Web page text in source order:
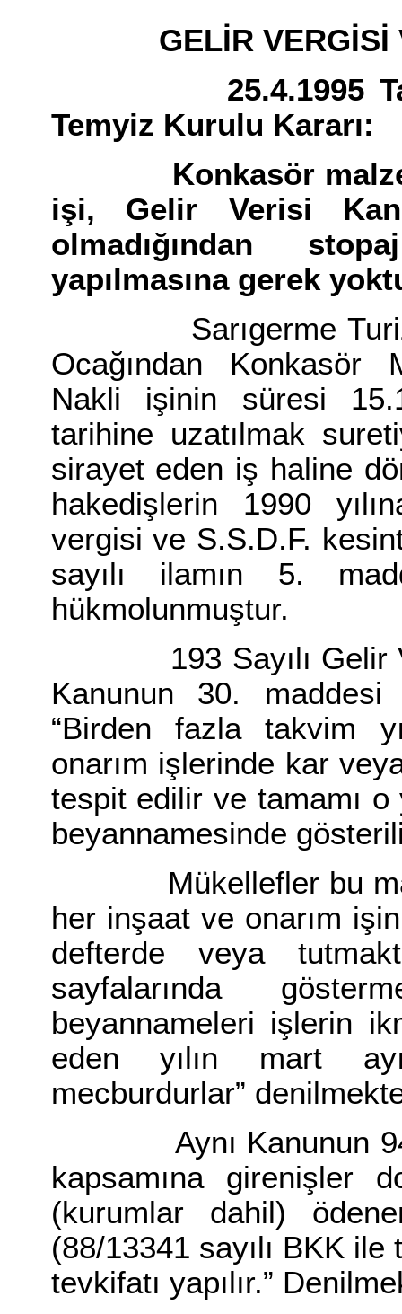
GELİR VERGİSİ
25.4.1995 Tarih
Temyiz Kurulu Kararı:
Konkasör
işi, Gelir Verisi
olmadığından
yapılmasına gerek
Sarıgerme Turizm
Ocağından Konkasör
Nakli işinin süresi
tarihine uzatılmak
sirayet eden iş haline
hakedişlerin 1990
vergisi ve S.S.D.F.
sayılı ilamın 5.
hükmolunmuştur.
193 Sayılı Gelir
Kanunun 30.
“Birden fazla takvim
onarım işlerinde kar
tespit edilir ve tamamı o
beyannamesinde
Mükellefler bu
her inşaat ve onarım
defterde veya
sayfalarında
beyannameleri işlerin
eden yılın mart
mecburdurlar”
Aynı Kanunun 94/4
kapsamına girenişler
(kurumlar dahil)
(88/13341 sayılı BKK
tevkifatı yapılır.”